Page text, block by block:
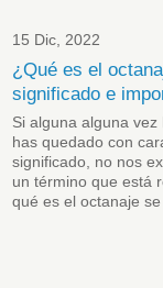
15 Dic, 2022
¿Qué es el
significado e
Si alguna alguna vez
has quedado con
significado, no nos
un término que está
qué es el octanaje